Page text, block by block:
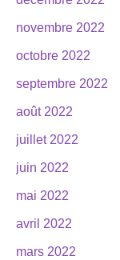
novembre 2022
octobre 2022
septembre 2022
août 2022
juillet 2022
juin 2022
mai 2022
avril 2022
mars 2022